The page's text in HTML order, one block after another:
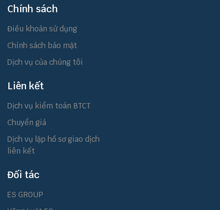
Chính sách
Điều khoản sử dụng
Chính sách bảo mật
Dịch vụ của chúng tôi
Liên kết
Dịch vụ kiểm toán BTCT
Chuyển giá
Dịch vụ lập hồ sơ giao dịch
liên kết
Đối tác
ES GROUP